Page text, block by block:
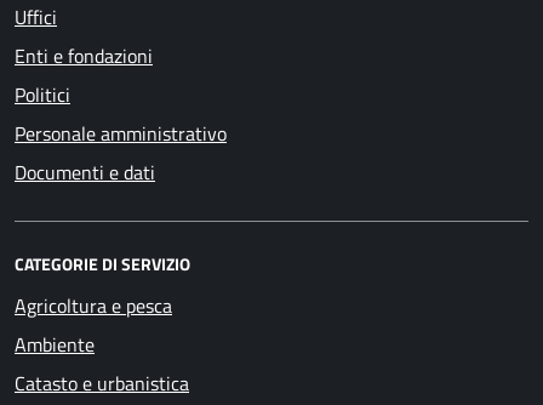
Uffici
Enti e fondazioni
Politici
Personale amministrativo
Documenti e dati
CATEGORIE DI SERVIZIO
Agricoltura e pesca
Ambiente
Catasto e urbanistica